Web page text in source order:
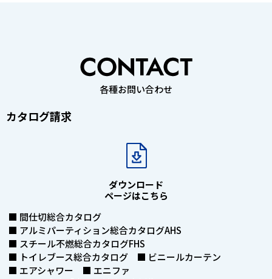
各種お問い合わせ
カタログ請求
ダウンロード
ページはこちら
■ 間仕切総合カタログ
■ アルミパーティション総合カタログAHS
■ スチール不燃総合カタログFHS
■ トイレブース総合カタログ ■ ビニールカーテン
■ エアシャワー ■ エニファ